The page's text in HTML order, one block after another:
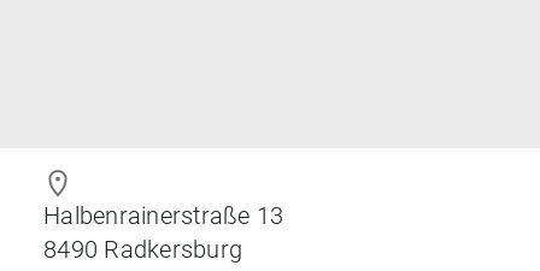
Halbenrainerstraße 13
8490 Radkersburg